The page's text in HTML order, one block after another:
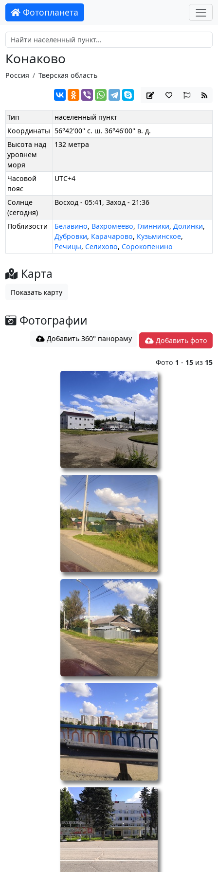
Фотопланета
Конаково
Россия Тверская область
Тип
населенный пункт
Координаты 56°42'00'' с. ш. 36°46'00'' в. д.
Высота над
уровнем
моря
132 метра
Часовой
пояс
UTC+4
Солнце
(сегодня)
Восход - 05:41, Заход - 21:36
Поблизости Белавино, Вахромеево, Глинники,Долинки,
Дубровки, Карачарово, Кузьминское,
Речицы, Селихово, Сорокопенино
Карта
Показать карту
Фотографии
Добавить 360° панораму Добавить фото
Фото 1 - 15 из 15